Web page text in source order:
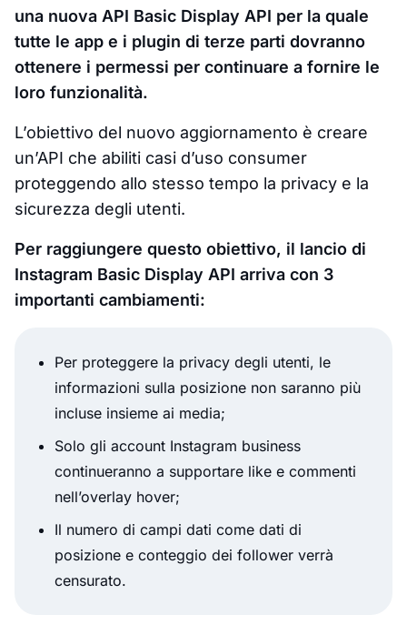
una nuova API Basic Display API per la quale
tutte le app e i plugin di terze parti dovranno
ottenere i permessi per continuare a fornire le
loro funzionalità.
L’obiettivo del nuovo aggiornamento è creare
un’API che abiliti casi d’uso consumer
proteggendo allo stesso tempo la privacy e la
sicurezza degli utenti.
Per raggiungere questo obiettivo, il lancio di
Instagram Basic Display API arriva con 3
importanti cambiamenti:
Per proteggere la privacy degli utenti, le
informazioni sulla posizione non saranno più
incluse insieme ai media;
Solo gli account Instagram business
continueranno a supportare like e commenti
nell’overlay hover;
Il numero di campi dati come dati di
posizione e conteggio dei follower verrà
censurato.